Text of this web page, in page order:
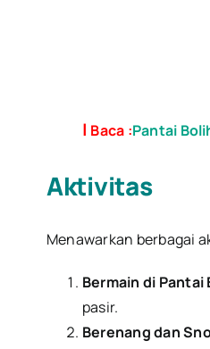
| Baca :Pantai
Aktivitas
Menawarkan berbagai
Bermain di
pasir.
Berenang dan